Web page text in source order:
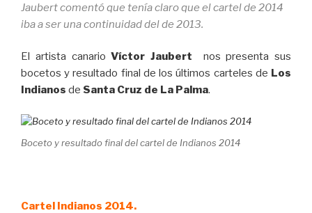
Jaubert comentó que tenía claro que el cartel de 2014
iba a ser una continuidad del de 2013.
El artista canarioVíctor Jaubert nos presenta sus
bocetos y resultado final de los últimos carteles de Los
Indianos de Santa Cruz de La Palma.
Boceto y resultado final del cartel de Indianos 2014
Cartel Indianos 2014.